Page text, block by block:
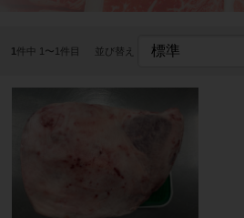
1 件中 1〜1件目 並び替え